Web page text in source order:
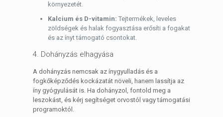
környezetét.
Kalcium és D-vitamin: Tejtermékek, leveles
zöldségek és halak fogyasztása erősíti a fogakat
és az ínyt támogató csontokat.
4. Dohányzás elhagyása
A dohányzás nemcsak az ínygyulladás és a
fogkőképződés kockázatát növeli, hanem lassítja az
íny gyógyulását is. Ha dohányzol, fontold meg a
leszokást, és kérj segítséget orvostól vagy támogatási
programoktól.